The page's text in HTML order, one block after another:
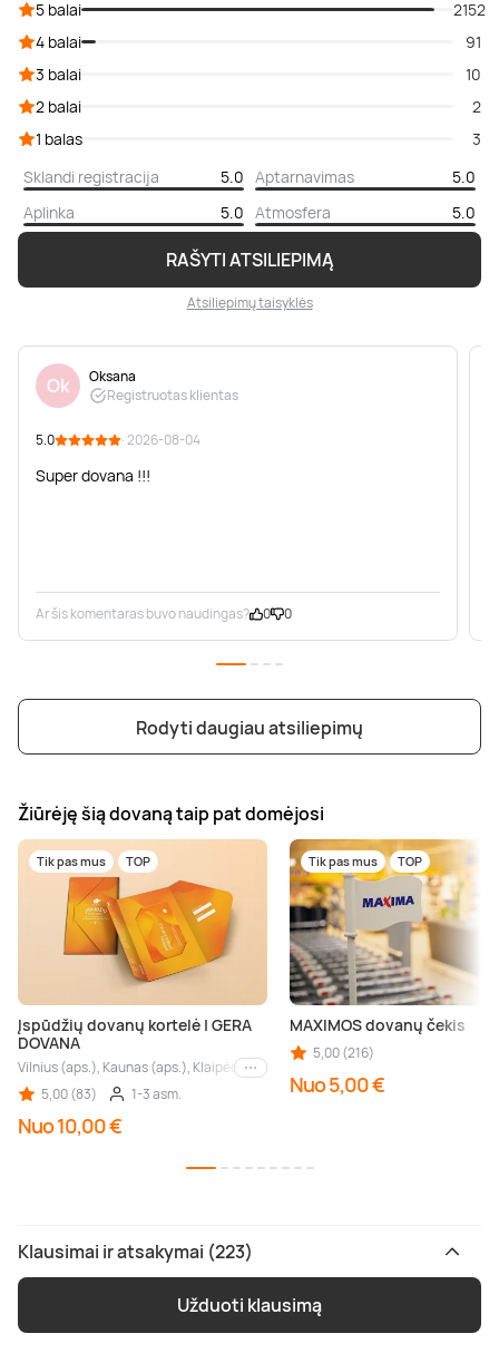
RAŠYTI ATSILIEPIMĄ
Atsiliepimų taisyklės
5 balai
2152
4 balai
91
3 balai
10
2 balai
2
1 balas
3
Sklandi registracija
5.0 Aptarnavimas
5.0
Aplinka
5.0 Atmosfera 5.0
Ok
Oksana
Registruotas klientas
5.0 · 2026-08-04
Super dovana !!!
Ar šis komentaras buvo naudingas? 0 0
Rodyti daugiau atsiliepimų
Žiūrėję šią dovaną taip pat domėjosi
Tik pas mus TOP
Įspūdžių dovanų kortelė | GERA
DOVANA
Vilnius (aps.), Kaunas (aps.), Klaipėda (aps.), Palanga (aps.), Nida (aps.),
Kiti miestai
5,00 (83)
1-3 asm.
Nuo 10,00 €
Tik pas mus TOP
MAXIMOS dovanų čekis
5,00 (216)
Nuo 5,00 €
Klausimai ir atsakymai (223)
Užduoti klausimą